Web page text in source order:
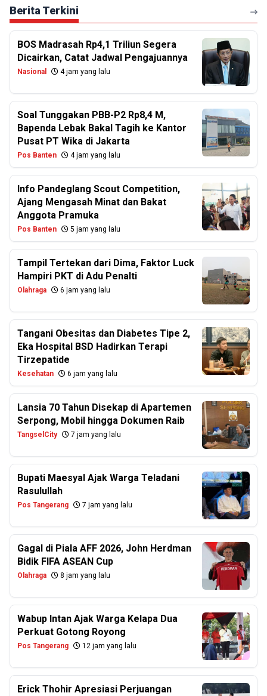
Berita Terkini
BOS Madrasah Rp4,1 Triliun Segera
Dicairkan, Catat Jadwal Pengajuannya
Nasional 4 jam yang lalu
Soal Tunggakan PBB-P2 Rp8,4 M,
Bapenda Lebak Bakal Tagih ke Kantor
Pusat PT Wika di Jakarta
Pos Banten 4 jam yang lalu
Info Pandeglang Scout Competition,
Ajang Mengasah Minat dan Bakat
Anggota Pramuka
Pos Banten 5 jam yang lalu
Tampil Tertekan dari Dima, Faktor Luck
Hampiri PKT di Adu Penalti
Olahraga 6 jam yang lalu
Tangani Obesitas dan Diabetes Tipe 2,
Eka Hospital BSD Hadirkan Terapi
Tirzepatide
Kesehatan 6 jam yang lalu
Lansia 70 Tahun Disekap di Apartemen
Serpong, Mobil hingga Dokumen Raib
TangselCity 7 jam yang lalu
Bupati Maesyal Ajak Warga Teladani
Rasulullah
Pos Tangerang 7 jam yang lalu
Gagal di Piala AFF 2026, John Herdman
Bidik FIFA ASEAN Cup
Olahraga 8 jam yang lalu
Wabup Intan Ajak Warga Kelapa Dua
Perkuat Gotong Royong
Pos Tangerang 12 jam yang lalu
Erick Thohir Apresiasi Perjuangan